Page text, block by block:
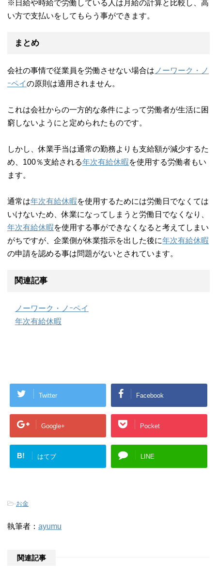
※日給や時給で労働している人は月給の計算と比較し、高
い方で支払いをしてもらう事ができます。
まとめ
会社の事情で従業員を労働させない場合は ノーワーク・ノ
ｰペイの原則は適用されません。
これは会社からの一方的な条件によって労働者が生活に困
窮しないようにと定められたものです。
しかし、休業手当は通常の勤務よりも支給額が減少するた
め、100％支給される年次有給休暇を使用する労働者もい
ます。
通常は年次有給休暇を使用するためには労働日でなくては
いけないため、休業になってしまうと労働日でなくなり、
年次有給休暇を使用する事ができなくなると考えてしまい
がちですが、企業側が休業指示を出した後に年次有給休暇
の申請を認める事は問題がないとされています。
関連記事
ノーワーク・ノｰペイ
年次有給休暇
Twitter Facebook
Google+ Pocket
B! はてブ LINE
-お金
執筆者： ayumu
関連記事